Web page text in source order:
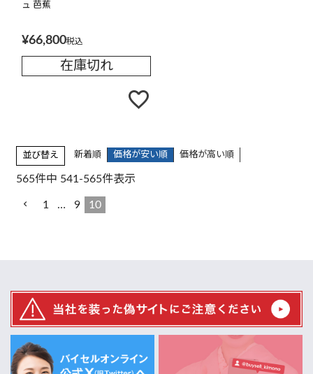
ュ 芭蕉
¥66,800税込
在庫切れ
並び替え 新着順 価格が安い順 価格が高い順
565件中 541-565件表示
1 … 9 10